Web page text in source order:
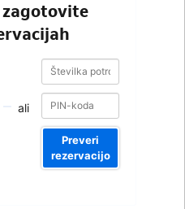
zagotovite
ali
Številka
potrditve
Številka
potrditve
Preveri
rezervacijo